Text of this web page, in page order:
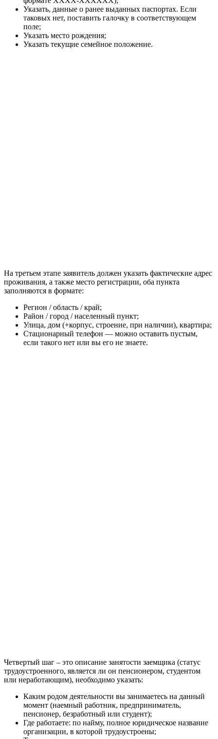
Указать, данные о ранее выданных паспортах. Если
таковых нет, поставить галочку в соответствующем
поле;
Указать место рождения;
Указать текущие семейное положение.
На третьем этапе заявитель должен указать фактические адрес
проживания, а также место регистрации, оба пункта
заполняются в формате:
Регион / область / край;
Район / город / населенный пункт;
Улица, дом (+корпус, строение, при наличии), квартира;
Стационарный телефон — можно оставить пустым,
если такого нет или вы его не знаете.
Четвертый шаг – это описание занятости заемщика (статус
трудоустроенного, является ли он пенсионером, студентом
или неработающим), необходимо указать:
Каким родом деятельности вы занимаетесь на данный
момент (наемный работник, предприниматель,
пенсионер, безработный или студент);
Где работаете: по найму, полное юридическое название
организации, в которой трудоустроены;